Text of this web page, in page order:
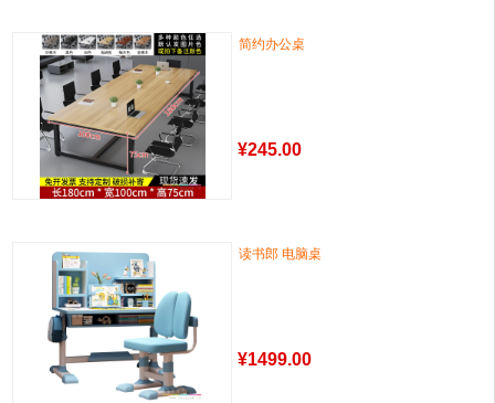
简约办公桌
¥245.00
读书郎 电脑桌
¥1499.00